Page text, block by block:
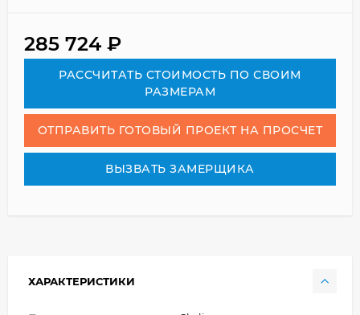
285 724 ₽
РАСCЧИТАТЬ СТОИМОСТЬ ПО СВОИМ
РАЗМЕРАМ
ОТПРАВИТЬ ГОТОВЫЙ ПРОЕКТ НА ПРОСЧЕТ
ВЫЗВАТЬ ЗАМЕРЩИКА
ХАРАКТЕРИСТИКИ